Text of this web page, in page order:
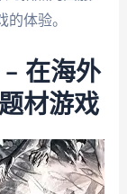
体验。
在海外
材游戏